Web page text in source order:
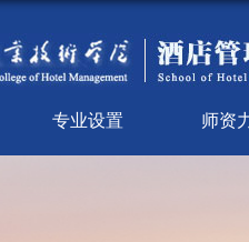
专业设置 师资